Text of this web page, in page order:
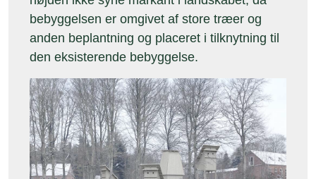
bebyggelsen er omgivet af store træer og
anden beplantning og placeret i tilknytning til
den eksisterende bebyggelse.